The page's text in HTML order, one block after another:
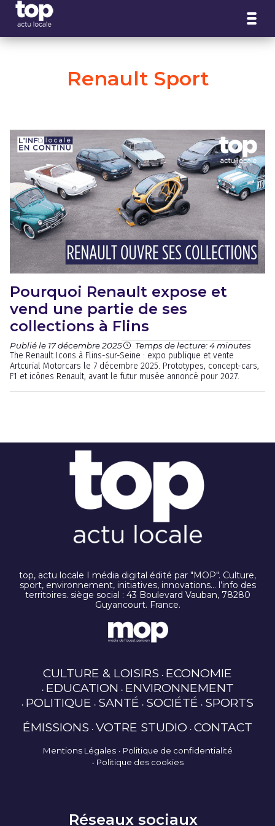
Renault Sport
Pourquoi Renault expose et
vend une partie de ses
collections à Flins
Publié le 17 décembre 2025 Temps de lecture: 4 minutes
The Renault Icons à Flins-sur-Seine : expo publique et vente
Artcurial Motorcars le 7 décembre 2025. Prototypes, concept-cars,
F1 et icônes Renault, avant le futur musée annoncé pour 2027.
top, actu locale I média digital édité par "MOP". Culture,
sport, environnement, initiatives, innovations… l’info des
territoires. siège social : 43 Boulevard Vauban, 78280
Guyancourt. France.
CULTURE & LOISIRS ECONOMIE
EDUCATION ENVIRONNEMENT
POLITIQUE SANTÉ SOCIÉTÉ SPORTS
ÉMISSIONS VOTRE STUDIO CONTACT
Mentions Légales
Politique de confidentialité
Politique des cookies
Réseaux sociaux
Panneau de gestion des cookies